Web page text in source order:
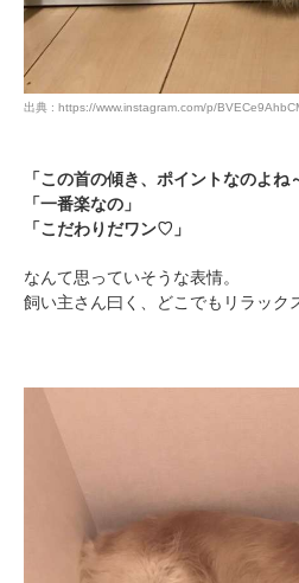
出典 : https://www.instagram.com/p/
「この首の傾き、ポイントなのよね
「一番楽なの」
「こだわりだワン♡」
なんて思っていそうな表情。
飼い主さん曰く、どこでもリラック
PECOアプリをダウン
アプリで開